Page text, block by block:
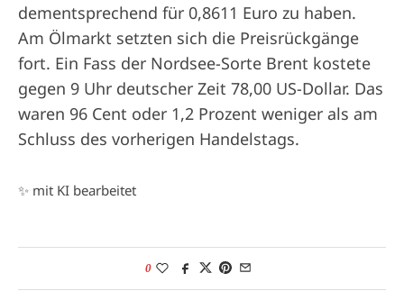
dementsprechend für 0,8611 Euro zu haben.
Am Ölmarkt setzten sich die Preisrückgänge
fort. Ein Fass der Nordsee-Sorte Brent kostete
gegen 9 Uhr deutscher Zeit 78,00 US-Dollar. Das
waren 96 Cent oder 1,2 Prozent weniger als am
Schluss des vorherigen Handelstags.
✨ mit KI bearbeitet
0